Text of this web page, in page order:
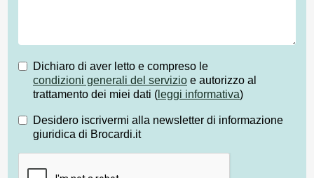
Dichiaro di aver letto e compreso le
condizioni generali del servizio e autorizzo al
trattamento dei miei dati ( leggi informativa)
Desidero iscrivermi alla newsletter di informazione
giuridica di Brocardi.it